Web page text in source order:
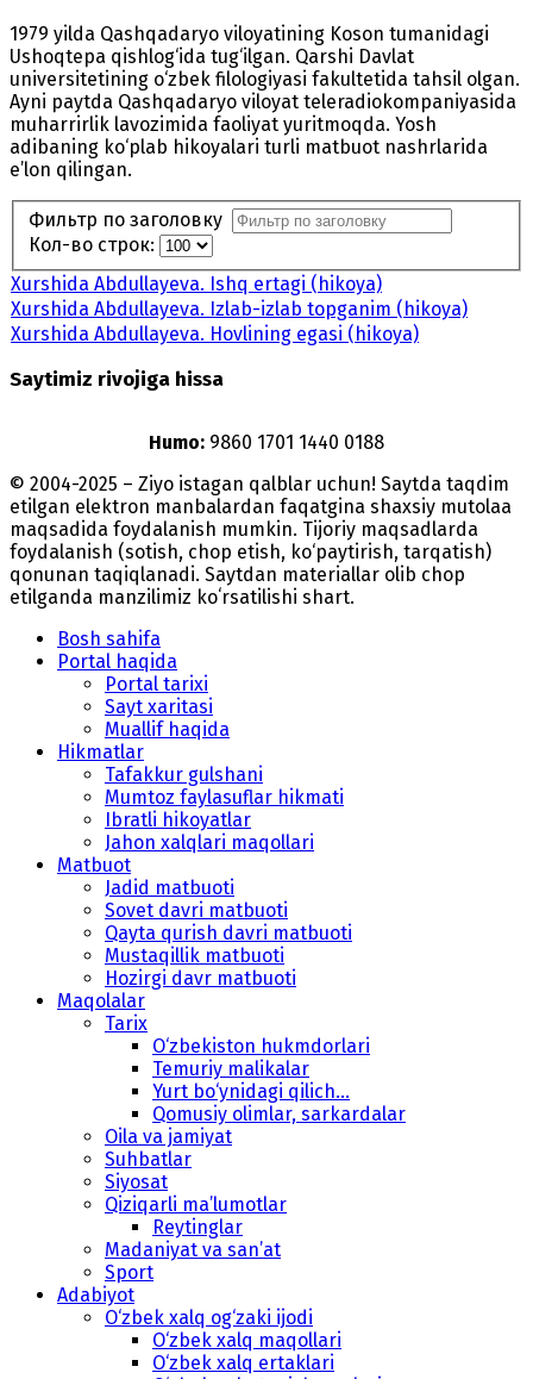
1979 yilda Qashqadaryo viloyatining Koson tumanidagi
Ushoqtepa qishlog‘ida tug‘ilgan. Qarshi Davlat
universitetining o‘zbek filologiyasi fakultetida tahsil olgan.
Ayni paytda Qashqadaryo viloyat teleradiokompaniyasida
muharrirlik lavozimida faoliyat yurit­moqda. Yosh
adibaning ko‘plab hikoyalari turli matbuot nashrlarida
e’lon qilingan.
Фильтр по заголовку
Кол-во строк:
Xurshida Abdullayeva. Ishq ertagi (hikoya)
Xurshida Abdullayeva. Izlab-izlab topganim (hikoya)
Xurshida Abdullayeva. Hovlining egasi (hikoya)
Saytimiz rivojiga hissa
Humo: 9860 1701 1440 0188
© 2004-2025 – Ziyo istagan qalblar uchun! Saytda taqdim
etilgan elektron manbalardan faqatgina shaxsiy mutolaa
maqsadida foydalanish mumkin. Tijoriy maqsadlarda
foydalanish (sotish, chop etish, ko‘paytirish, tarqatish)
qonunan taqiqlanadi. Saytdan materiallar olib chop
etilganda manzilimiz koʻrsatilishi shart.
Bosh sahifa
Portal haqida
Portal tarixi
Sayt xaritasi
Muallif haqida
Hikmatlar
Tafakkur gulshani
Mumtoz faylasuflar hikmati
Ibratli hikoyatlar
Jahon xalqlari maqollari
Matbuot
Jadid matbuoti
Sovet davri matbuoti
Qayta qurish davri matbuoti
Mustaqillik matbuoti
Hozirgi davr matbuoti
Maqolalar
Tarix
O‘zbekiston hukmdorlari
Temuriy malikalar
Yurt bo‘ynidagi qilich...
Qomusiy olimlar, sarkardalar
Oila va jamiyat
Suhbatlar
Siyosat
Qiziqarli ma’lumotlar
Reytinglar
Madaniyat va san’at
Sport
Adabiyot
O‘zbek xalq og‘zaki ijodi
O‘zbek xalq maqollari
O‘zbek xalq ertaklari